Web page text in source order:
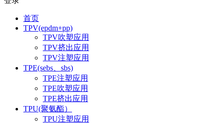
首页
TPV(epdm+pp)
TPV吹塑应用
TPV挤出应用
TPV注塑应用
TPE(sebs、sbs)
TPE注塑应用
TPE吹塑应用
TPE挤出应用
TPU(聚氨酯）
TPU注塑应用